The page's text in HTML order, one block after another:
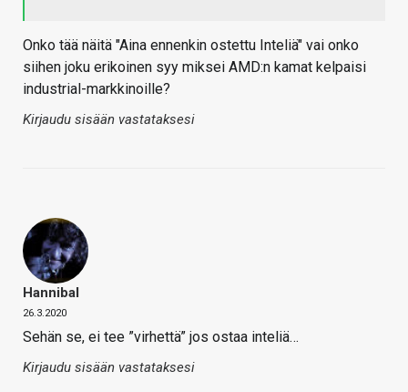
Onko tää näitä "Aina ennenkin ostettu Inteliä" vai onko
siihen joku erikoinen syy miksei AMD:n kamat kelpaisi
industrial-markkinoille?
Kirjaudu sisään vastataksesi
Hannibal
26.3.2020
Sehän se, ei tee ”virhettä” jos ostaa inteliä…
Kirjaudu sisään vastataksesi